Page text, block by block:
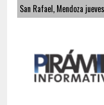
San Rafael, Mendoza